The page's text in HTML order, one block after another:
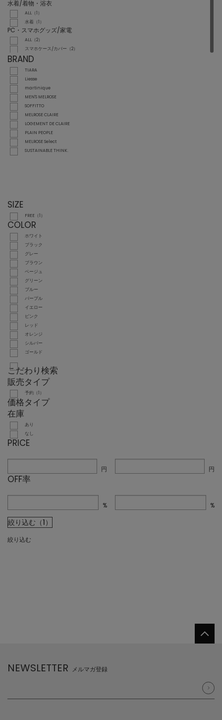
水着/着物・浴衣
ALL（1）
水着（1）
PC・スマホグッズ/家電
ALL（2）
スマホケース/カバー（2）
BRAND
TIARA
Liesse
martinique
MEN'S MELROSE
SOFFITTO
MELROSE CLAIRE
LOGEMENT DE CLAIRE
PLAIN PEOPLE
MELROSE Select
SUSTAINABLE THINK.
SIZE
FREE（1）
COLOR
ホワイト
ブラック
グレー
ブラウン
ベージュ
グリーン
ブルー
パープル
イエロー
ピンク
レッド
オレンジ
シルバー
ゴールド
こだわり検索
販売タイプ
予約（1）
価格タイプ
在庫
あり
なし
PRICE
円 円
OFF率
% %
絞り込む（1）
絞り込む
NEWSLETTER メルマガ登録